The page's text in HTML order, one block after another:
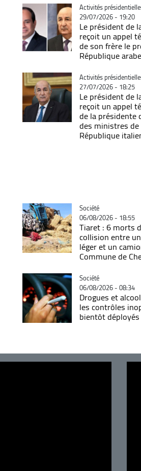
Catégorie
Activités
29/07/2026 - 19:20
Le président de
reçoit un appel
de son frère le
République
Catégorie
Activités
27/07/2026 - 18:25
Le président de
reçoit un appel
de la présidente
des ministres
République
Catégorie
Société
06/08/2026 - 18:55
Tiaret : 6 morts
collision entre
léger et un
Commune de
Catégorie
Société
06/08/2026 - 08:34
Drogues et
les contrôles
bientôt déployés